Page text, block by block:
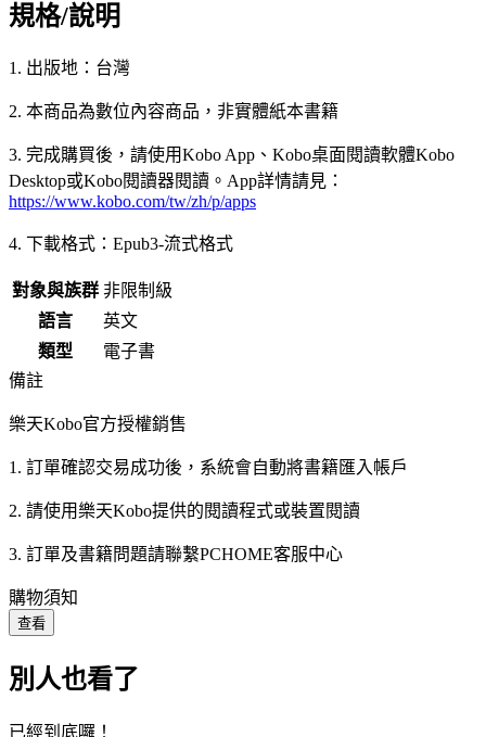
規格/說明
1. 出版地：台灣
2. 本商品為數位內容商品，非實體紙本書籍
3. 完成購買後，請使用Kobo App、Kobo桌面閱讀軟體Kobo
Desktop或Kobo閱讀器閱讀。App詳情請見：
https://www.kobo.com/tw/zh/p/apps
4. 下載格式：Epub3-流式格式
對象與族群 非限制級
語言
英文
類型
電子書
備註
樂天Kobo官方授權銷售
1. 訂單確認交易成功後，系統會自動將書籍匯入帳戶
2. 請使用樂天Kobo提供的閱讀程式或裝置閱讀
3. 訂單及書籍問題請聯繫PCHOME客服中心
購物須知
查看
別人也看了
已經到底囉！